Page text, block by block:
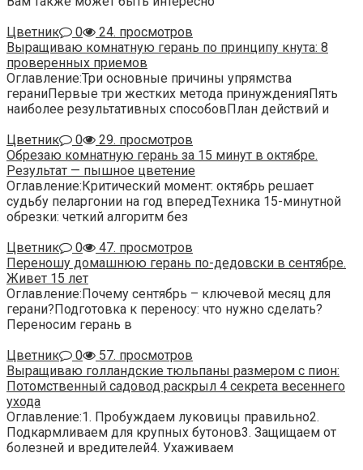
Цветник
0
24. просмотров
Выращиваю комнатную герань по принципу кнута: 8
проверенных приемов
Оглавление:Три основные причины упрямства
гераниПервые три жестких метода принужденияПять
наиболее результативных способовПлан действий и
Цветник
0
29. просмотров
Обрезаю комнатную герань за 15 минут в октябре.
Результат — пышное цветение
Оглавление:Критический момент: октябрь решает
судьбу пеларгонии на год впередТехника 15-минутной
обрезки: четкий алгоритм без
Цветник
0
47. просмотров
Переношу домашнюю герань по-дедовски в сентябре.
Живет 15 лет
Оглавление:Почему сентябрь – ключевой месяц для
герани?Подготовка к переносу: что нужно сделать?
Переносим герань в
Цветник
0
57. просмотров
Выращиваю голландские тюльпаны размером с пион:
Потомственный садовод раскрыл 4 секрета весеннего
ухода
Оглавление:1. Пробуждаем луковицы правильно2.
Подкармливаем для крупных бутонов3. Защищаем от
болезней и вредителей4. Ухаживаем